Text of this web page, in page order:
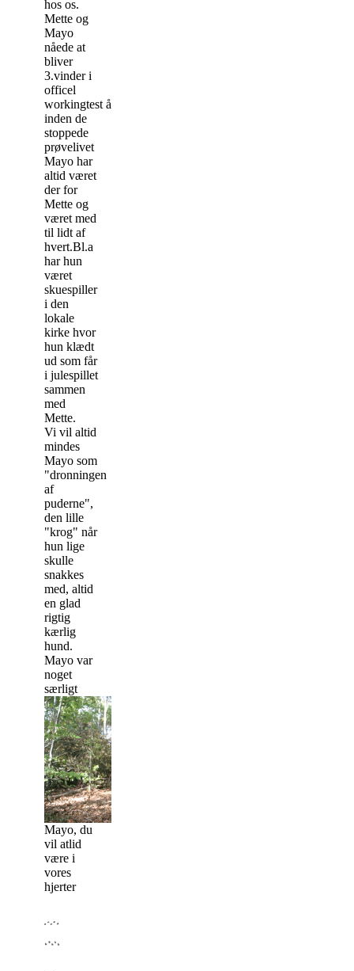
hos os.
Mette og
Mayo
nåede at
bliver
3.vinder i
officel
workingtest åbenklasse,
inden de
stoppede
prøvelivet
Mayo har
altid været
der for
Mette og
været med
til lidt af
hvert.Bl.a
har hun
været
skuespiller
i den
lokale
kirke hvor
hun klædt
ud som får
i julespillet
sammen
med
Mette.
Vi vil altid
mindes
Mayo som
"dronningen
af
puderne",
den lille
"krog" når
hun lige
skulle
snakkes
med, altid
en glad
rigtig
kærlig
hund.
Mayo var
noget
særligt
Mayo, du
vil atlid
være i
vores
hjerter